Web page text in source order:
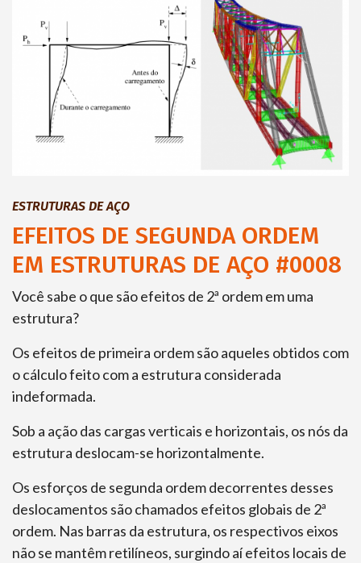
ESTRUTURAS DE AÇO
EFEITOS DE SEGUNDA ORDEM
EM ESTRUTURAS DE AÇO #0008
Você sabe o que são efeitos de 2ª ordem em uma
estrutura?
Os efeitos de primeira ordem são aqueles obtidos com
o cálculo feito com a estrutura considerada
indeformada.
Sob a ação das cargas verticais e horizontais, os nós da
estrutura deslocam-se horizontalmente.
Os esforços de segunda ordem decorrentes desses
deslocamentos são chamados efeitos globais de 2ª
ordem. Nas barras da estrutura, os respectivos eixos
não se mantêm retilíneos, surgindo aí efeitos locais de